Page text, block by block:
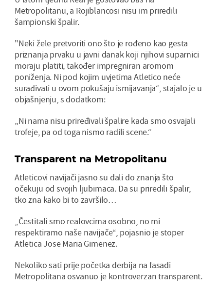
Metropolitanu, a Rojiblancosi nisu im priredili
šampionski špalir.
"Neki žele pretvoriti ono što je rođeno kao gesta
priznanja prvaku u javni danak koji njihovi suparnici
moraju platiti, također impregniran aromom
poniženja. Ni pod kojim uvjetima Atletico neće
surađivati u ovom pokušaju ismijavanja“, stajalo je u
objašnjenju, s dodatkom:
„Ni nama nisu priređivali špalire kada smo osvajali
trofeje, pa od toga nismo radili scene.“
Transparent na Metropolitanu
Atleticovi navijači jasno su dali do znanja što
očekuju od svojih ljubimaca. Da su priredili špalir,
tko zna kako bi to završilo…
„Čestitali smo realovcima osobno, no mi
respektiramo naše navijače“, pojasnio je stoper
Atletica Jose Maria Gimenez.
Nekoliko sati prije početka derbija na fasadi
Metropolitana osvanuo je kontroverzan transparent.